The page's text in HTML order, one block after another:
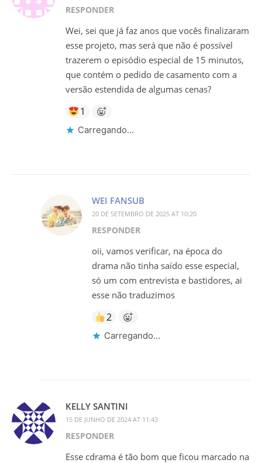
RESPONDER
Wei, sei que já faz anos que vocês finalizaram
esse projeto, mas será que não é possível
trazerem o episódio especial de 15 minutos,
que contém o pedido de casamento com a
versão estendida de algumas cenas?
1
Carregando...
WEI FANSUB
20 DE SETEMBRO DE 2025 AT 10:20
RESPONDER
oii, vamos verificar, na época do
drama não tinha saído esse especial,
só um com entrevista e bastidores, ai
esse não traduzimos
2
Carregando...
KELLY SANTINI
15 DE JUNHO DE 2024 AT 11:43
RESPONDER
Esse cdrama é tão bom que ficou marcado na